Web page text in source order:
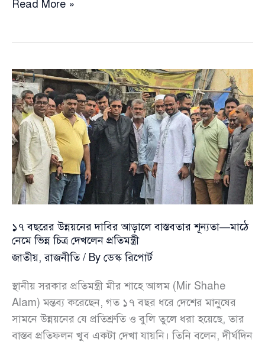
দলীয়
নির্বাচন,
সংসদে
সংশোধনী
বিল
পাস
Read More »
১৭ বছরের উন্নয়নের দাবির আড়ালে বাস্তবতার শূন্যতা—মাঠে
নেমে ভিন্ন চিত্র দেখলেন প্রতিমন্ত্রী
জাতীয়,রাজনীতি/ By ডেস্ক রিপোর্ট
স্থানীয় সরকার প্রতিমন্ত্রী মীর শাহে আলম (Mir Shahe
Alam) মন্তব্য করেছেন, গত ১৭ বছর ধরে দেশের মানুষের
সামনে উন্নয়নের যে প্রতিশ্রুতি ও বুলি তুলে ধরা হয়েছে, তার
বাস্তব প্রতিফলন খুব একটা দেখা যায়নি। তিনি বলেন, দীর্ঘদিন